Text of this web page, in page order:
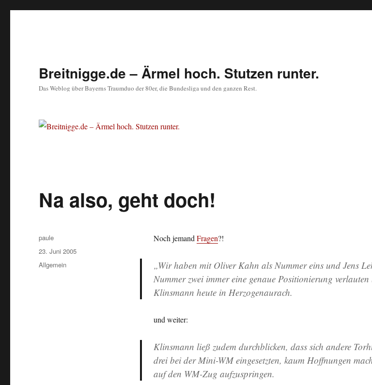
Breitnigge.de – Ärmel hoch. Stutzen runter.
Das Weblog über Bayerns Traumduo der 80er, die Bundesliga und den ganzen Rest.
Na also, geht doch!
Noch jemandFragen?!
„Wir haben mit Oliver Kahn als Nummer eins und Jens
Nummer zwei immer eine genaue Positionierung verlauten
Klinsmann heute in Herzogenaurach.
und weiter:
Klinsmann ließ zudem durchblicken, dass sich andere
drei bei der Mini-WM eingesetzten, kaum Hoffnungen
auf den WM-Zug aufzuspringen.
Autor
paule
Veröffentlicht
am
23. Juni 2005
Kategorien
Allgemein